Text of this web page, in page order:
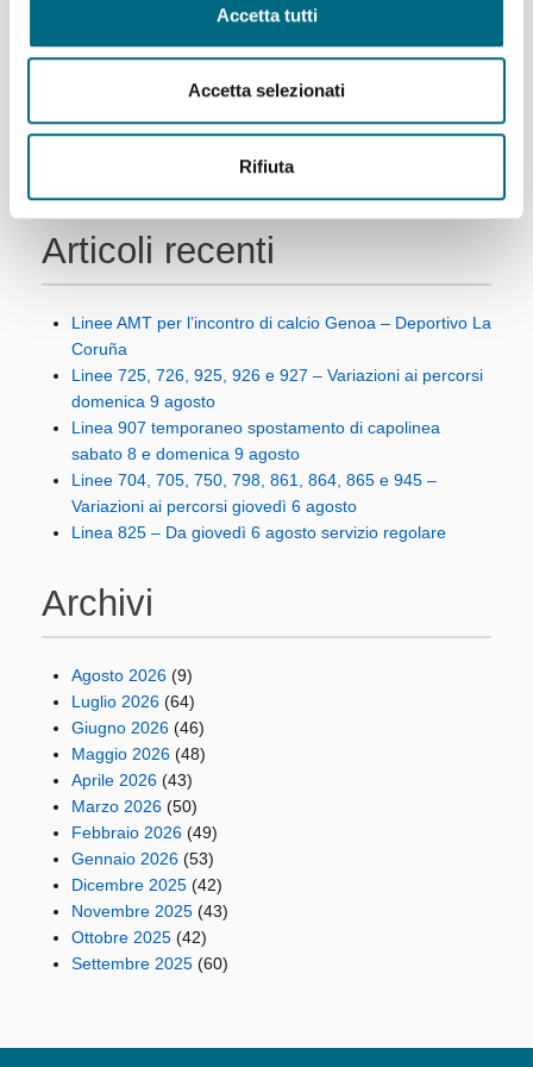
Accetta tutti
Accetta selezionati
Rifiuta
Successivo Ultimo
Articoli recenti
Linee AMT per l’incontro di calcio Genoa – Deportivo La
Coruña
Linee 725, 726, 925, 926 e 927 – Variazioni ai percorsi
domenica 9 agosto
Linea 907 temporaneo spostamento di capolinea
sabato 8 e domenica 9 agosto
Linee 704, 705, 750, 798, 861, 864, 865 e 945 –
Variazioni ai percorsi giovedì 6 agosto
Linea 825 – Da giovedì 6 agosto servizio regolare
Archivi
Agosto 2026 (9)
Luglio 2026 (64)
Giugno 2026 (46)
Maggio 2026 (48)
Aprile 2026 (43)
Marzo 2026 (50)
Febbraio 2026 (49)
Gennaio 2026 (53)
Dicembre 2025 (42)
Novembre 2025 (43)
Ottobre 2025 (42)
Settembre 2025 (60)